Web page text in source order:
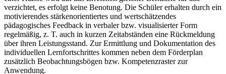
verzichtet, es erfolgt keine Benotung. Die Schüler erhalten durch ein
motivierendes stärkenorientiertes und wertschätzendes
pädagogisches Feedback in verbaler bzw. visualisierter Form
regelmäßig, z. T. auch in kurzen Zeitabständen eine Rückmeldung
über ihren Leistungsstand. Zur Ermittlung und Dokumentation des
individuellen Lernfortschrittes kommen neben dem Förderplan
zusätzlich Beobachtungsbögen bzw. Kompetenzraster zur
Anwendung.